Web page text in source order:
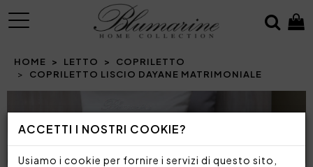
ACCETTI I NOSTRI COOKIE?
Usiamo i cookie per fornire i servizi di questo sito,
MENU
HOME LETTO
COPRILETTO
COPRILETTO LISCIO DAYANE MATRIMONIALE